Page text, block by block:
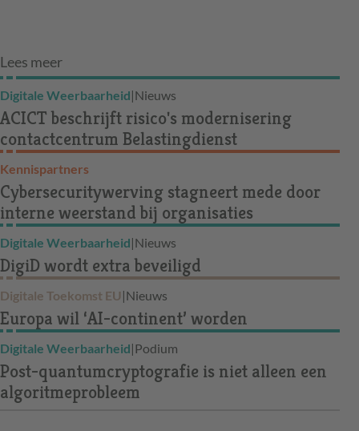
Lees meer
Digitale Weerbaarheid|Nieuws
ACICT beschrijft risico's modernisering
contactcentrum Belastingdienst
Kennispartners
Cybersecuritywerving stagneert mede door
interne weerstand bij organisaties
Digitale Weerbaarheid|Nieuws
DigiD wordt extra beveiligd
Digitale Toekomst EU |Nieuws
Europa wil ‘AI-continent’ worden
Digitale Weerbaarheid|Podium
Post-quantumcryptografie is niet alleen een
algoritmeprobleem